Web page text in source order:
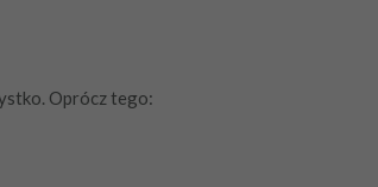
Oprócz tego: